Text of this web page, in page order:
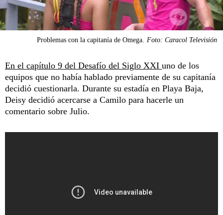
Problemas con la capitanía de Omega. Foto: Caracol Televisión
En el capítulo 9 del Desafío del Siglo XXI uno de los
equipos que no había hablado previamente de su capitanía
decidió cuestionarla. Durante su estadía en Playa Baja,
Deisy decidió acercarse a Camilo para hacerle un
comentario sobre Julio.